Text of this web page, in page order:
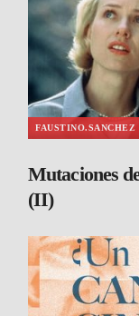
FAUSTINO.SANCHEZ
Mutaciones
(II)